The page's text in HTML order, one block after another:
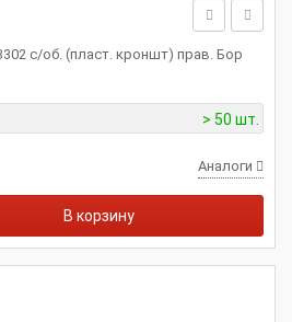
с/об. (пласт. кроншт) прав. Бор
> 50 шт.
Аналоги
В корзину